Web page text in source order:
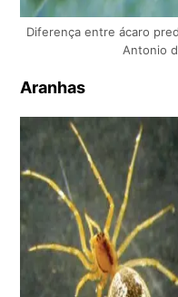
Diferença entre ácaro
Antonio
Aranhas